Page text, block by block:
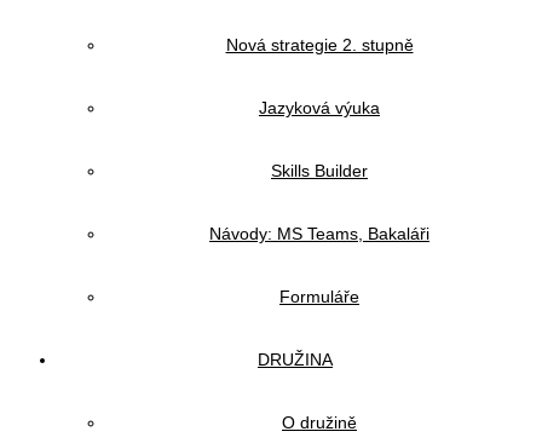
Nová strategie 2. stupně
Jazyková výuka
Skills Builder
Návody: MS Teams, Bakaláři
Formuláře
DRUŽINA
O družině